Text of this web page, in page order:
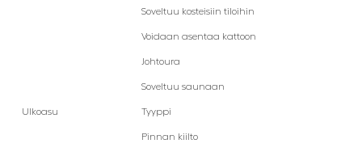
Soveltuu kosteisiin tiloihin
Voidaan asentaa kattoon
Johtoura
Soveltuu saunaan
Ulkoasu Tyyppi
Pinnan kiilto